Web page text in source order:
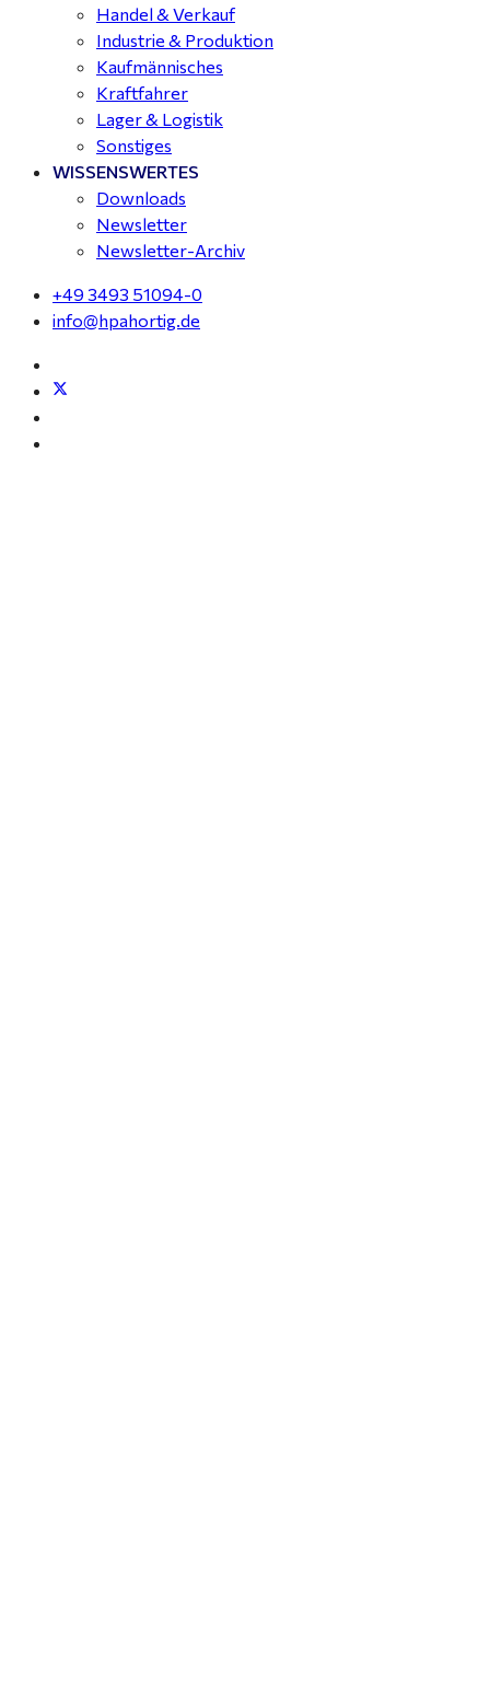
Handel & Verkauf
Industrie & Produktion
Kaufmännisches
Kraftfahrer
Lager & Logistik
Sonstiges
WISSENSWERTES
Downloads
Newsletter
Newsletter-Archiv
+49 3493 51094-0
info@hpahortig.de